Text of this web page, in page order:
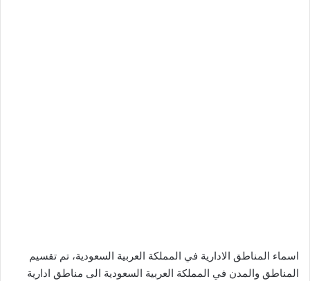
اسماء المناطق الادارية في المملكة العربية السعودية، تم تقسيم
المناطق والمدن في المملكة العربية السعودية الى مناطق ادارية